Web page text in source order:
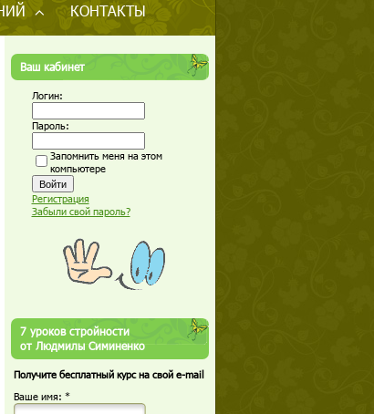
КОНТАКТЫ
Ваш кабинет
Логин:
Пароль:
Запомнить меня на этом
компьютере
Регистрация
Забыли свой пароль?
7 уроков стройности
от Людмилы Симиненко
Получите бесплатный курс на свой e-mail
Ваше имя: *